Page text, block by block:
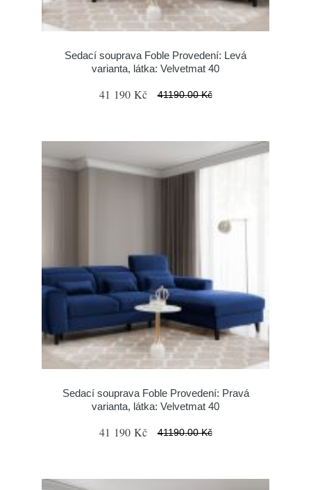
Sedací souprava Foble Provedení: Levá
varianta, látka: Velvetmat 40
41 190 Kč 41190.00 Kč
Sedací souprava Foble Provedení: Pravá
varianta, látka: Velvetmat 40
41 190 Kč 41190.00 Kč